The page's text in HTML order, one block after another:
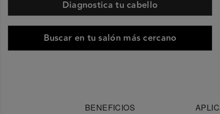
Diagnostica tu cabello
Buscar en tu salón más cercano
BENEFICIOS